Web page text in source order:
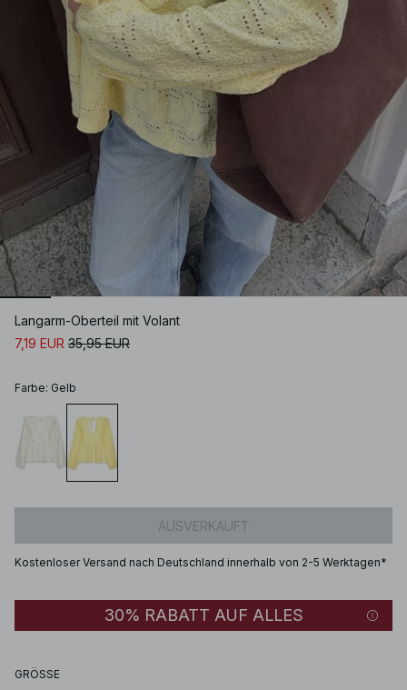
Langarm-Oberteil mit Volant
7,19 EUR 35,95 EUR
Farbe: Gelb
AUSVERKAUFT
Kostenloser Versand nach Deutschland innerhalb von 2-5 Werktagen*
30% RABATT AUF ALLES
GRÖSSE